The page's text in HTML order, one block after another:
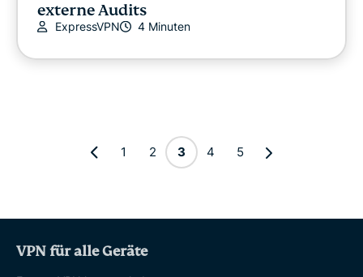
externe Audits
ExpressVPN 4 Minuten
1 2 3 4 5
VPN für alle Geräte